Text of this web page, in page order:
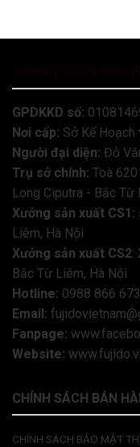
GPDKKD số:
Nơi cấp: Sở Kế Hoạch
Người đại diện: Đỗ
Trụ sở chính: Toà
Long Ciputra - Bắc Từ
Xưởng sản xuất CS1:
Liêm, Hà Nội
Xưởng sản xuất CS2:
Bắc Từ Liêm, Hà Nội
Hotline: 0988 866
Email:
Fanpage:
Website:
CHÍNH SÁCH BÁN
CHÍNH SÁCH BẢO MẬT